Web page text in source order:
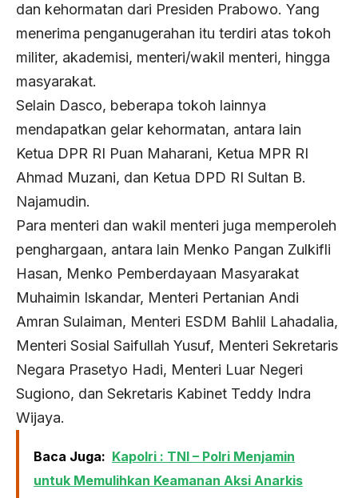
dan kehormatan dari Presiden Prabowo. Yang
menerima penganugerahan itu terdiri atas tokoh
militer, akademisi, menteri/wakil menteri, hingga
masyarakat.
Selain Dasco, beberapa tokoh lainnya
mendapatkan gelar kehormatan, antara lain
Ketua DPR RI Puan Maharani, Ketua MPR RI
Ahmad Muzani, dan Ketua DPD RI Sultan B.
Najamudin.
Para menteri dan wakil menteri juga memperoleh
penghargaan, antara lain Menko Pangan Zulkifli
Hasan, Menko Pemberdayaan Masyarakat
Muhaimin Iskandar, Menteri Pertanian Andi
Amran Sulaiman, Menteri ESDM Bahlil Lahadalia,
Menteri Sosial Saifullah Yusuf, Menteri Sekretaris
Negara Prasetyo Hadi, Menteri Luar Negeri
Sugiono, dan Sekretaris Kabinet Teddy Indra
Wijaya.
Baca Juga: Kapolri : TNI – Polri Menjamin
untuk Memulihkan Keamanan Aksi Anarkis